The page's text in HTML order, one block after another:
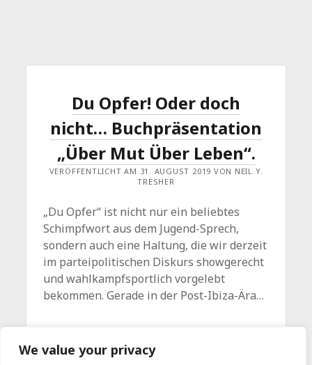
We value your privacy
Du Opfer! Oder doch
nicht… Buchpräsentation
„Über Mut Über Leben“.
VERÖFFENTLICHT AM 31. AUGUST 2019 VON NEIL Y.
TRESHER
„Du Opfer“ ist nicht nur ein beliebtes
Schimpfwort aus dem Jugend-Sprech,
sondern auch eine Haltung, die wir derzeit
im parteipolitischen Diskurs showgerecht
und wahlkampfsportlich vorgelebt
bekommen. Gerade in der Post-Ibiza-Ära…
OPFER!